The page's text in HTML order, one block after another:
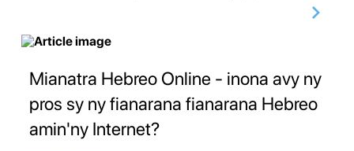
Mianatra Hebreo Online - inona avy ny
pros sy ny fianarana fianarana Hebreo
amin'ny Internet?